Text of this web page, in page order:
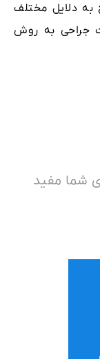
دلایل مختلف
جراحی به روش
شما مفید